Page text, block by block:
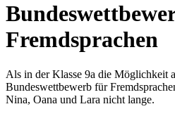
Fremdsprachen
Textkörper
Als in der Klasse 9a die Möglichkeit
Bundeswettbewerb für
Nina, Oana und Lara nicht lange.